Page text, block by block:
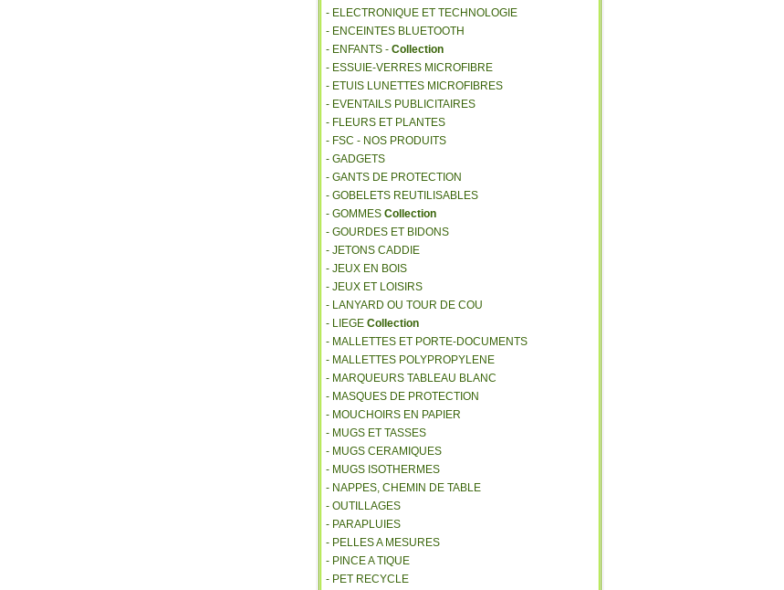
- ELECTRONIQUE ET TECHNOLOGIE
- ENCEINTES BLUETOOTH
- ENFANTS - Collection
- ESSUIE-VERRES MICROFIBRE
- ETUIS LUNETTES MICROFIBRES
- EVENTAILS PUBLICITAIRES
- FLEURS ET PLANTES
- FSC - NOS PRODUITS
- GADGETS
- GANTS DE PROTECTION
- GOBELETS REUTILISABLES
- GOMMES Collection
- GOURDES ET BIDONS
- JETONS CADDIE
- JEUX EN BOIS
- JEUX ET LOISIRS
- LANYARD OU TOUR DE COU
- LIEGE Collection
- MALLETTES ET PORTE-DOCUMENTS
- MALLETTES POLYPROPYLENE
- MARQUEURS TABLEAU BLANC
- MASQUES DE PROTECTION
- MOUCHOIRS EN PAPIER
- MUGS ET TASSES
- MUGS CERAMIQUES
- MUGS ISOTHERMES
- NAPPES, CHEMIN DE TABLE
- OUTILLAGES
- PARAPLUIES
- PELLES A MESURES
- PINCE A TIQUE
- PET RECYCLE